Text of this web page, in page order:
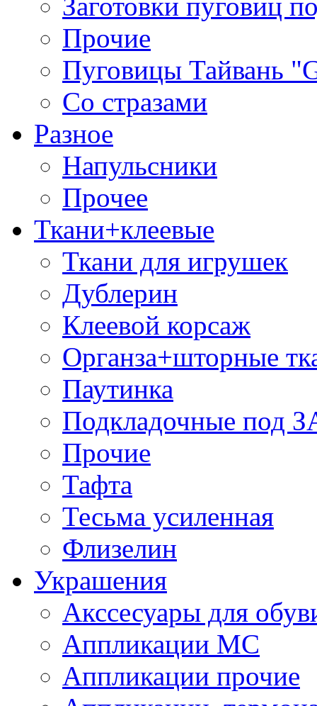
Прочие
Пуговицы Тайвань
Со стразами
Разное
Напульсники
Прочее
Ткани+клеевые
Ткани для игрушек
Дублерин
Клеевой корсаж
Органза+шторные
Паутинка
Подкладочные под
Прочие
Тафта
Тесьма усиленная
Флизелин
Украшения
Акссесуары для
Аппликации МС
Аппликации прочие